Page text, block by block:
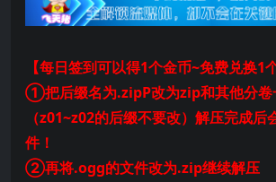
【每日签到可以得1个金币~免费兑换1
①把后缀名为.zipP改为zip和其他分卷
（z01~z02的后缀不要改）解压完成
件！
②再将.ogg的文件改为.zip继续解压